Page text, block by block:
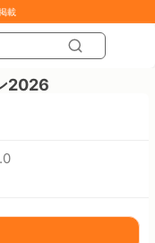
載
2026